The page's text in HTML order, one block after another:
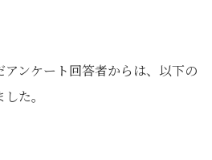
アンケート回答者からは、以下の
た。